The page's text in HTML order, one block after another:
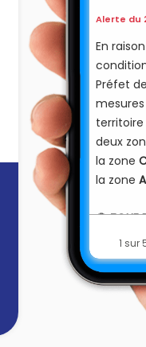
Alerte du
En
Préfet
deux
la zone
la zone
🔴ZONE
Essay,
Bouillon,
Saint-
espaces
1 sur